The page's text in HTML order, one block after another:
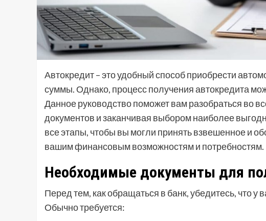
Автокредит – это удобный способ приобрести
суммы. Однако, процесс получения автокредита
Данное руководство поможет вам разобраться во
документов и заканчивая выбором наиболее
все этапы, чтобы вы могли принять взвешенное и
вашим финансовым возможностям и потребностям.
Необходимые документы для
Перед тем, как обращаться в банк, убедитесь, что
Обычно требуется: